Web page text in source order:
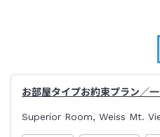
お部屋タイプお約束プラン／
Superior Room, Weiss Mt.